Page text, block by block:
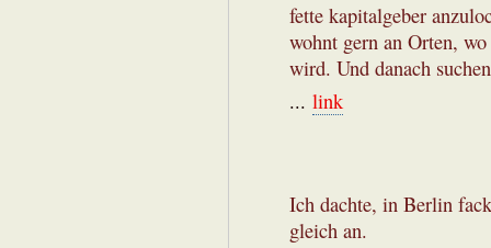
fette kapitalgeber
wohnt gern an Orten,
wird. Und danach
... link
Ich dachte, in Berlin
gleich an.